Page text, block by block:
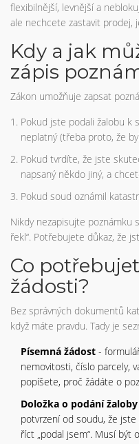
flexibilnější, levnější a
ale nechcete zastavit prodej,
Kdy a jak
zápis
Zákon umožňuje zapsat
Pokud jste podali žalobu k
neplatný (třeba proto, že
Pokud tvrdíte, že jste
napsaný někdo jiný, a
Pokud soud oznámil
Nikdy nezapisujte poznámku
řekl“. Potřebujete důkaz, že
Co
žádosti?
Bez správných dokumentů
když máte pravdu. Tady je
Písemná žádost -
nemovitosti, číslo parcely,
popíšete, proč žádáte o
Doložka o podání žaloby
potvrzení od soudu, že
říct „podal jsem“. Musí být